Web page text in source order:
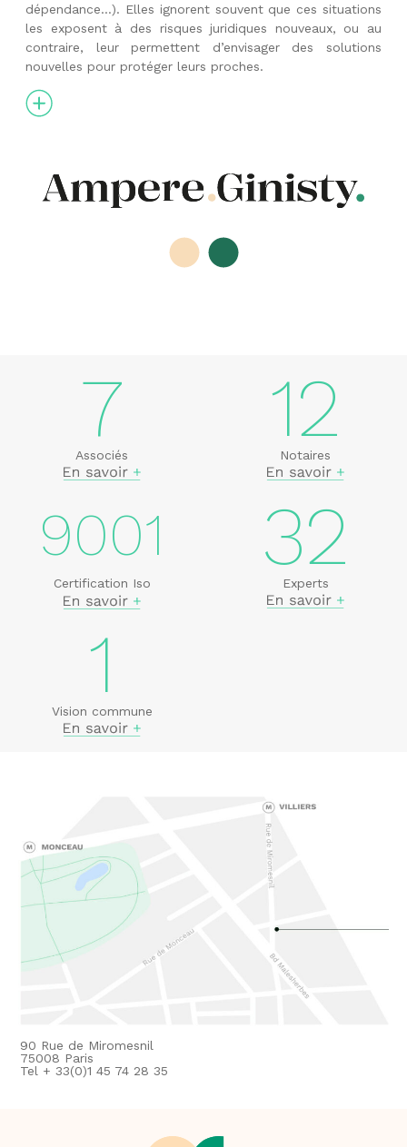
dépendance…). Elles ignorent souvent que ces situations
les exposent à des risques juridiques nouveaux, ou au
contraire, leur permettent d’envisager des solutions
nouvelles pour protéger leurs proches.
7
Associés 12
Notaires
9001
Certification Iso 32
Experts
1
Vision commune
90 Rue de Miromesnil
75008 Paris
Tel + 33(0)1 45 74 28 35